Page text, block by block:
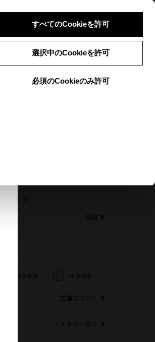
すべてのCookieを許可
選択中のCookieを許可
必須のCookieのみ許可
ログイン 検索 メニュー
メニュー
店舗について
スタッフ紹介